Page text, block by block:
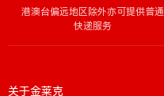
港澳台偏远地区除外亦可提供普通
快递服务
关于金莱克